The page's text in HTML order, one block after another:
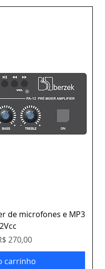
de microfones e MP3
promocional
270,00
carrinho